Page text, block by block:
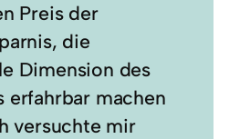
Preis der
die
Dimension des
erfahrbar machen
versuchte mir